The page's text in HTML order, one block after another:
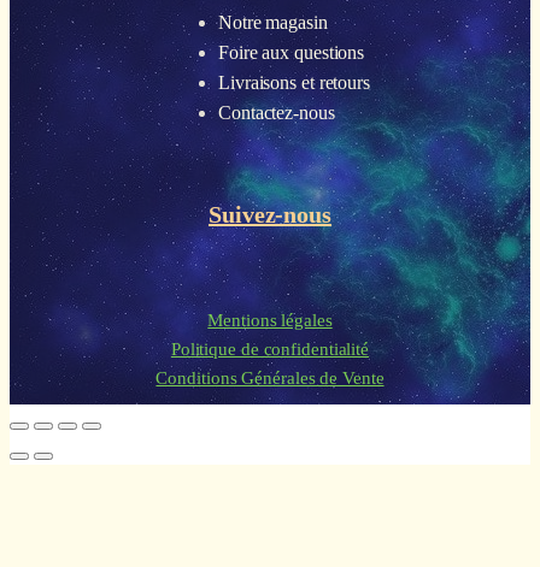
Notre magasin
Foire aux questions
Livraisons et retours
Contactez-nous
Suivez-nous
Mentions légales
Politique de confidentialité
Conditions Générales de Vente